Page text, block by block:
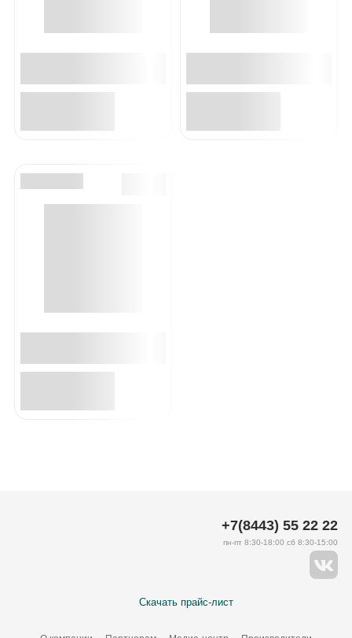
Скачать прайс-лист
+7(8443) 55 22 22
пн-пт 8:30-18:00 сб 8:30-15:00